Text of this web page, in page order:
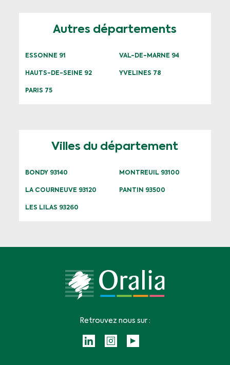
Autres départements
ESSONNE 91
HAUTS-DE-SEINE 92
PARIS 75
VAL-DE-MARNE 94
YVELINES 78
Villes du département
BONDY 93140
LA COURNEUVE 93120
LES LILAS 93260
MONTREUIL 93100
PANTIN 93500
Retrouvez nous sur :